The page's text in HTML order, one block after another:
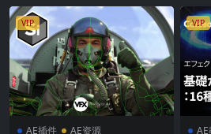
VIP
AE插件 AE资源
VIP
AE